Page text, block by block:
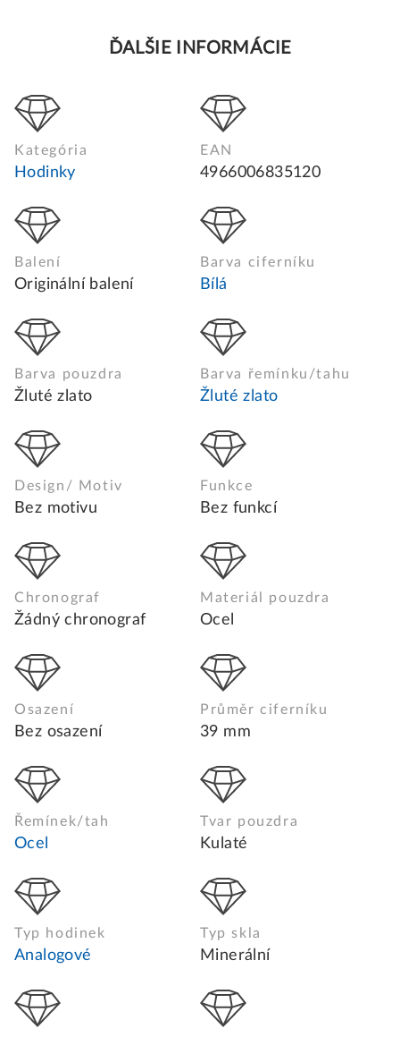
ĎALŠIE INFORMÁCIE
Kategória
Hodinky
EAN
4966006835120
Balení
Originální balení
Barva ciferníku
Bílá
Barva pouzdra
Žluté zlato
Barva řemínku/tahu
Žluté zlato
Design/ Motiv
Bez motivu
Funkce
Bez funkcí
Chronograf
Žádný chronograf
Materiál pouzdra
Ocel
Osazení
Bez osazení
Průměr ciferníku
39 mm
Řemínek/tah
Ocel
Tvar pouzdra
Kulaté
Typ hodinek
Analogové
Typ skla
Minerální